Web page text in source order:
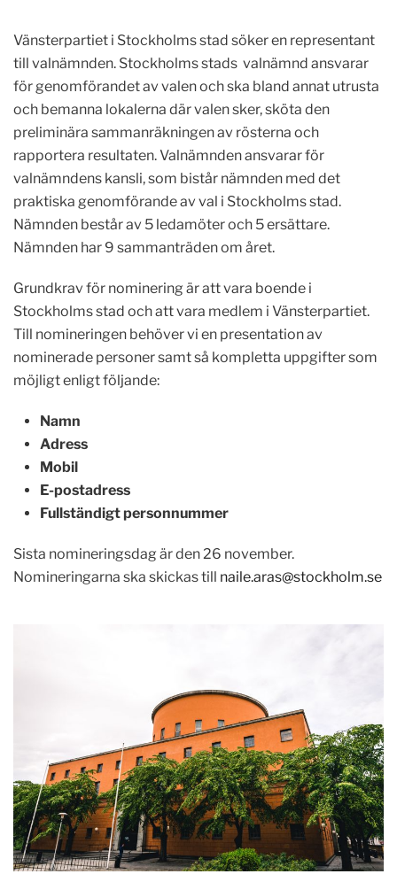
Vänsterpartiet i Stockholms stad söker en representant
till valnämnden. Stockholms stads valnämnd ansvarar
för genomförandet av valen och ska bland annat utrusta
och bemanna lokalerna där valen sker, sköta den
preliminära sammanräkningen av rösterna och
rapportera resultaten. Valnämnden ansvarar för
valnämndens kansli, som bistår nämnden med det
praktiska genomförande av val i Stockholms stad.
Nämnden består av 5 ledamöter och 5 ersättare.
Nämnden har 9 sammanträden om året.
Grundkrav för nominering är att vara boende i
Stockholms stad och att vara medlem i Vänsterpartiet.
Till nomineringen behöver vi en presentation av
nominerade personer samt så kompletta uppgifter som
möjligt enligt följande:
Namn
Adress
Mobil
E-postadress
Fullständigt personnummer
Sista nomineringsdag är den 26 november.
Nomineringarna ska skickas till naile.aras@stockholm.se